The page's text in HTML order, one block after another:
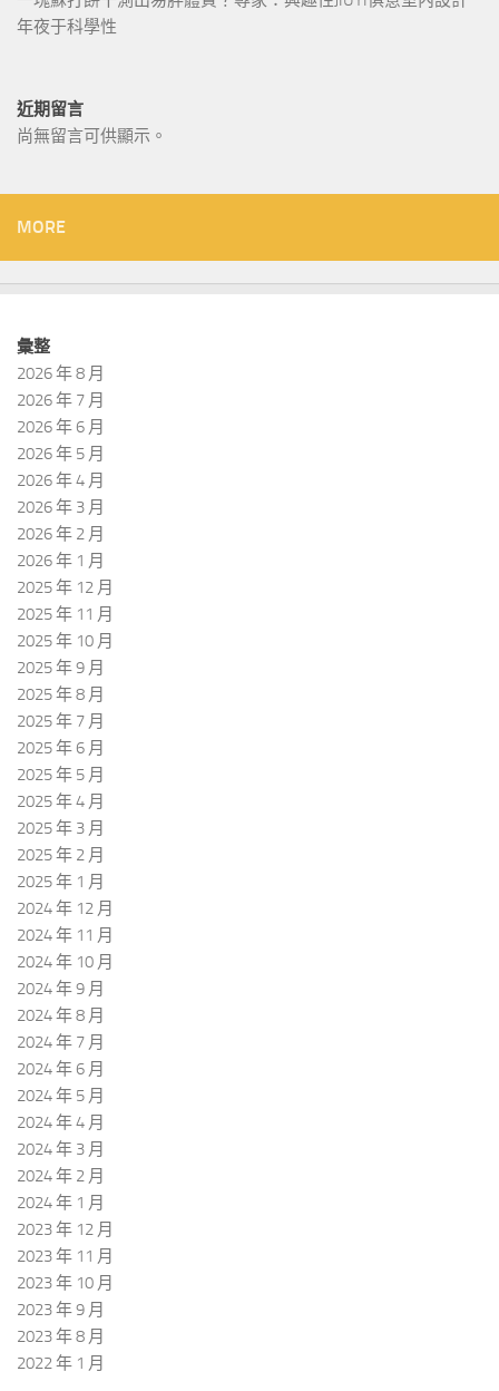
年夜于科學性
近期留言
尚無留言可供顯示。
MORE
彙整
2026 年 8 月
2026 年 7 月
2026 年 6 月
2026 年 5 月
2026 年 4 月
2026 年 3 月
2026 年 2 月
2026 年 1 月
2025 年 12 月
2025 年 11 月
2025 年 10 月
2025 年 9 月
2025 年 8 月
2025 年 7 月
2025 年 6 月
2025 年 5 月
2025 年 4 月
2025 年 3 月
2025 年 2 月
2025 年 1 月
2024 年 12 月
2024 年 11 月
2024 年 10 月
2024 年 9 月
2024 年 8 月
2024 年 7 月
2024 年 6 月
2024 年 5 月
2024 年 4 月
2024 年 3 月
2024 年 2 月
2024 年 1 月
2023 年 12 月
2023 年 11 月
2023 年 10 月
2023 年 9 月
2023 年 8 月
2022 年 1 月